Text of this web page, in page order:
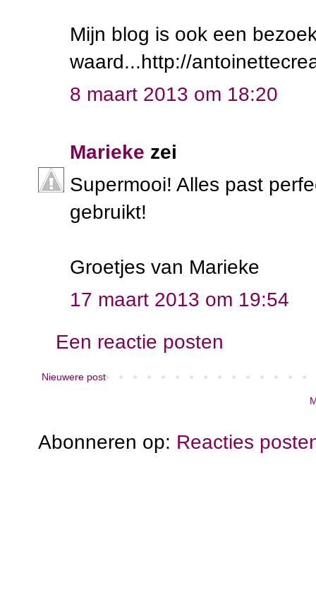
Mijn blog is ook een
waard...http://
8 maart 2013 om 18:20
Marieke zei
Supermooi! Alles past
gebruikt!
Groetjes van Marieke
17 maart 2013 om 19:54
Een reactie posten
Nieuwere post
Abonneren op: Reacties